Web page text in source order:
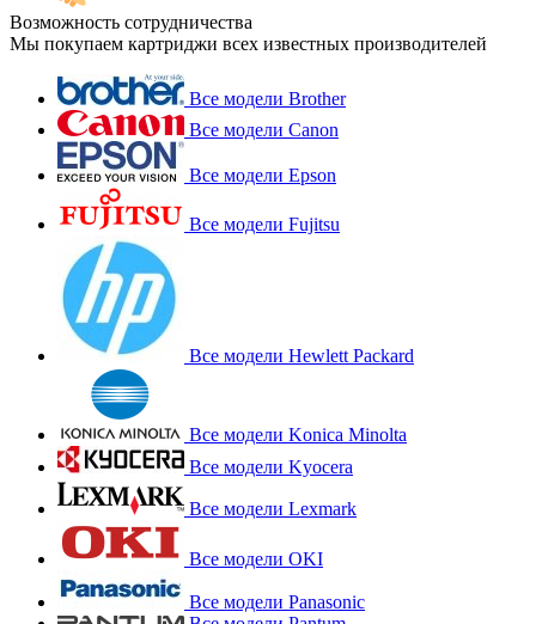
Возможность сотрудничества
Мы покупаем картриджи всех известных производителей
Все модели Brother
Все модели Canon
Все модели Epson
Все модели Fujitsu
Все модели Hewlett Packard
Все модели Konica Minolta
Все модели Kyocera
Все модели Lexmark
Все модели OKI
Все модели Panasonic